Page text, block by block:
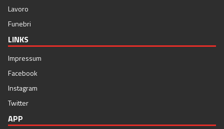
Lavoro
Funebri
LINKS
Impressum
Facebook
Instagram
Twitter
APP